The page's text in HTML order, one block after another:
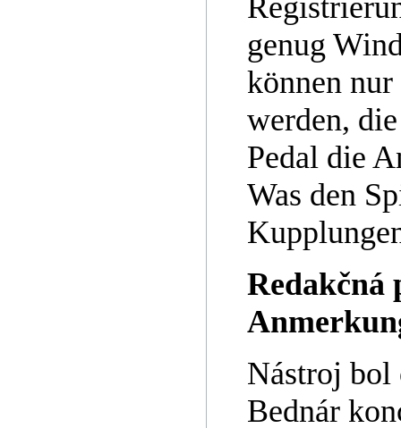
genug
können
werden,
Pedal die
Was den
Redakčná
Nástroj
Bednár